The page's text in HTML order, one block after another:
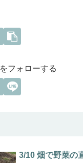
フォローする
3/10 畑で野菜の